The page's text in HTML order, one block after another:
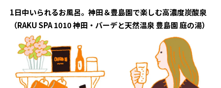
1日中いられるお風呂。神田＆豊島園で楽しむ高濃度炭酸泉
（RAKU SPA 1010 神田・バーデと天然温泉 豊島園 庭の湯）